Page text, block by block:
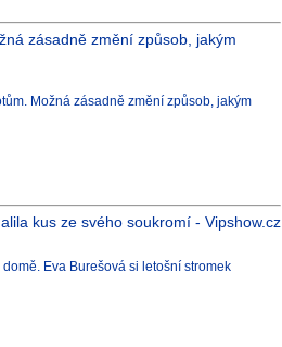
zásadně změní způsob, jakým
Možná zásadně změní způsob, jakým
kus ze svého soukromí - Vipshow.cz
Eva Burešová si letošní stromek